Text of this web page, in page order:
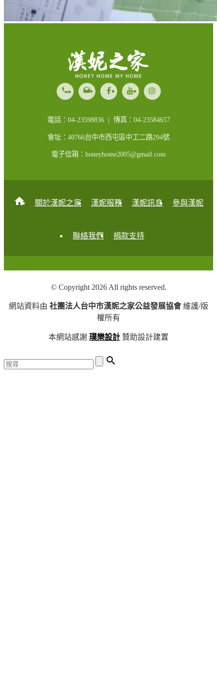
call drafts
電話：04-23598836 | 傳真：04-23584657
會址：40766台中市西屯區中工二路294號
電子信箱：honeyhome2005@gmail.com
home 關於漢妮之家 漢妮服務 漢妮訊息 參與漢妮
聯絡我們 捐款支持
© Copyright 2026 All rights reserved.
網站資料由 社團法人台中市漢妮之家公益發展協會維護/版
權所有
本網站感謝 璞樂設計 贊助設計建置
